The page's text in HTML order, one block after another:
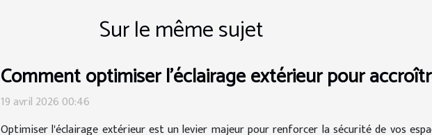
Sur le même sujet
Comment optimiser l'éclairage extérieur pour
19 avril 2026 00:46
Optimiser l'éclairage extérieur est un levier majeur pour renforcer la sécurité de vos